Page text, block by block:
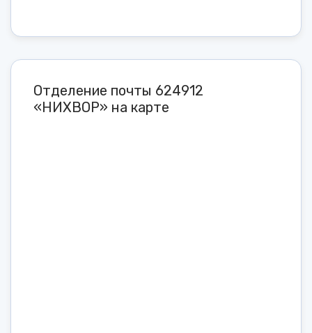
Отделение почты 624912
«НИХВОР» на карте